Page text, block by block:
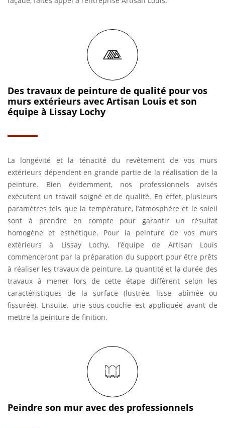
Des travaux de peinture de qualité pour vos
murs extérieurs avec Artisan Louis et son
équipe à Lissay Lochy
La longévité et la ténacité du revêtement de vos murs
extérieurs dépendent en grande partie de la réalisation de la
peinture. Bien évidemment, nos professionnels avisés
exécutent un travail soigné et de qualité. En effet, plusieurs
paramètres tels que la température, l’atmosphère et le soleil
sont à prendre en compte pour garantir un résultat
homogène et esthétique. Pour la peinture de vos murs
extérieurs à Lissay Lochy, l’équipe de Artisan Louis
commenceront par la préparation du support pour être prêts
à réaliser les travaux de peinture. La quantité et la durée des
travaux à mener lors de cette étape diffèrent selon les
caractéristiques de la surface (lustrée, lisse, abîmée ou
fissurée). Ensuite, une sous-couche est appliquée avant de
mettre la peinture de finition.
Peindre son mur avec des professionnels